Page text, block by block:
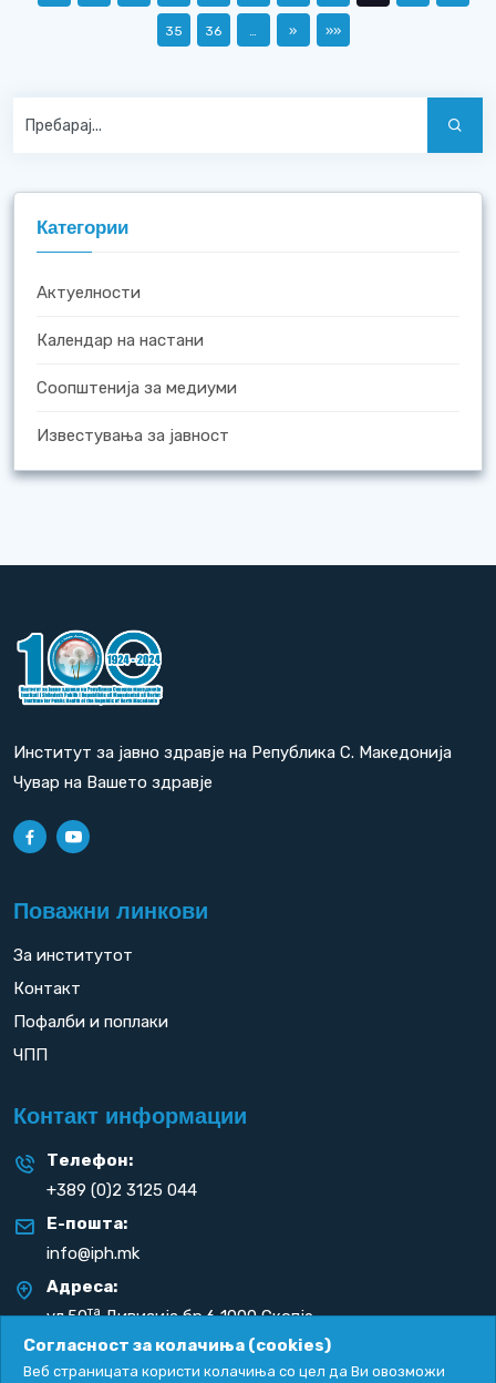
35 36 … » »»
Категории
Актуелности
Календар на настани
Соопштенија за медиуми
Известувања за јавност
Институт за јавно здравје на Република С. Македонија
Чувар на Вашето здравје
Поважни линкови
За институтот
Контакт
Пофалби и поплаки
ЧПП
Контакт информации
Телефон:
+389 (0)2 3125 044
Е-пошта:
info@iph.mk
Адреса:
ул.50таДивизија бр.6 1000 Скопје
Република С. Македонија
Согласност за колачиња (cookies)
Веб страницата користи колачиња со цел да Ви овозможи